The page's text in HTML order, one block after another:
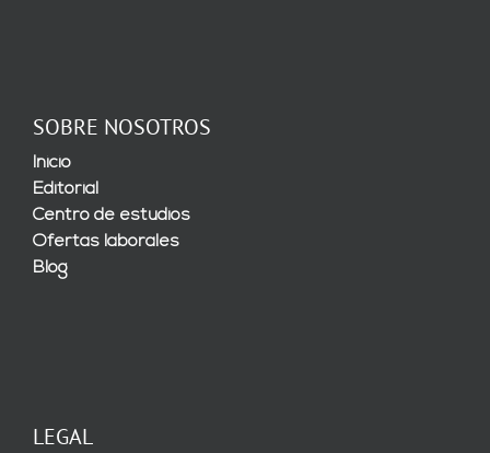
SOBRE NOSOTROS
Inicio
Editorial
Centro de estudios
Ofertas laborales
Blog
LEGAL